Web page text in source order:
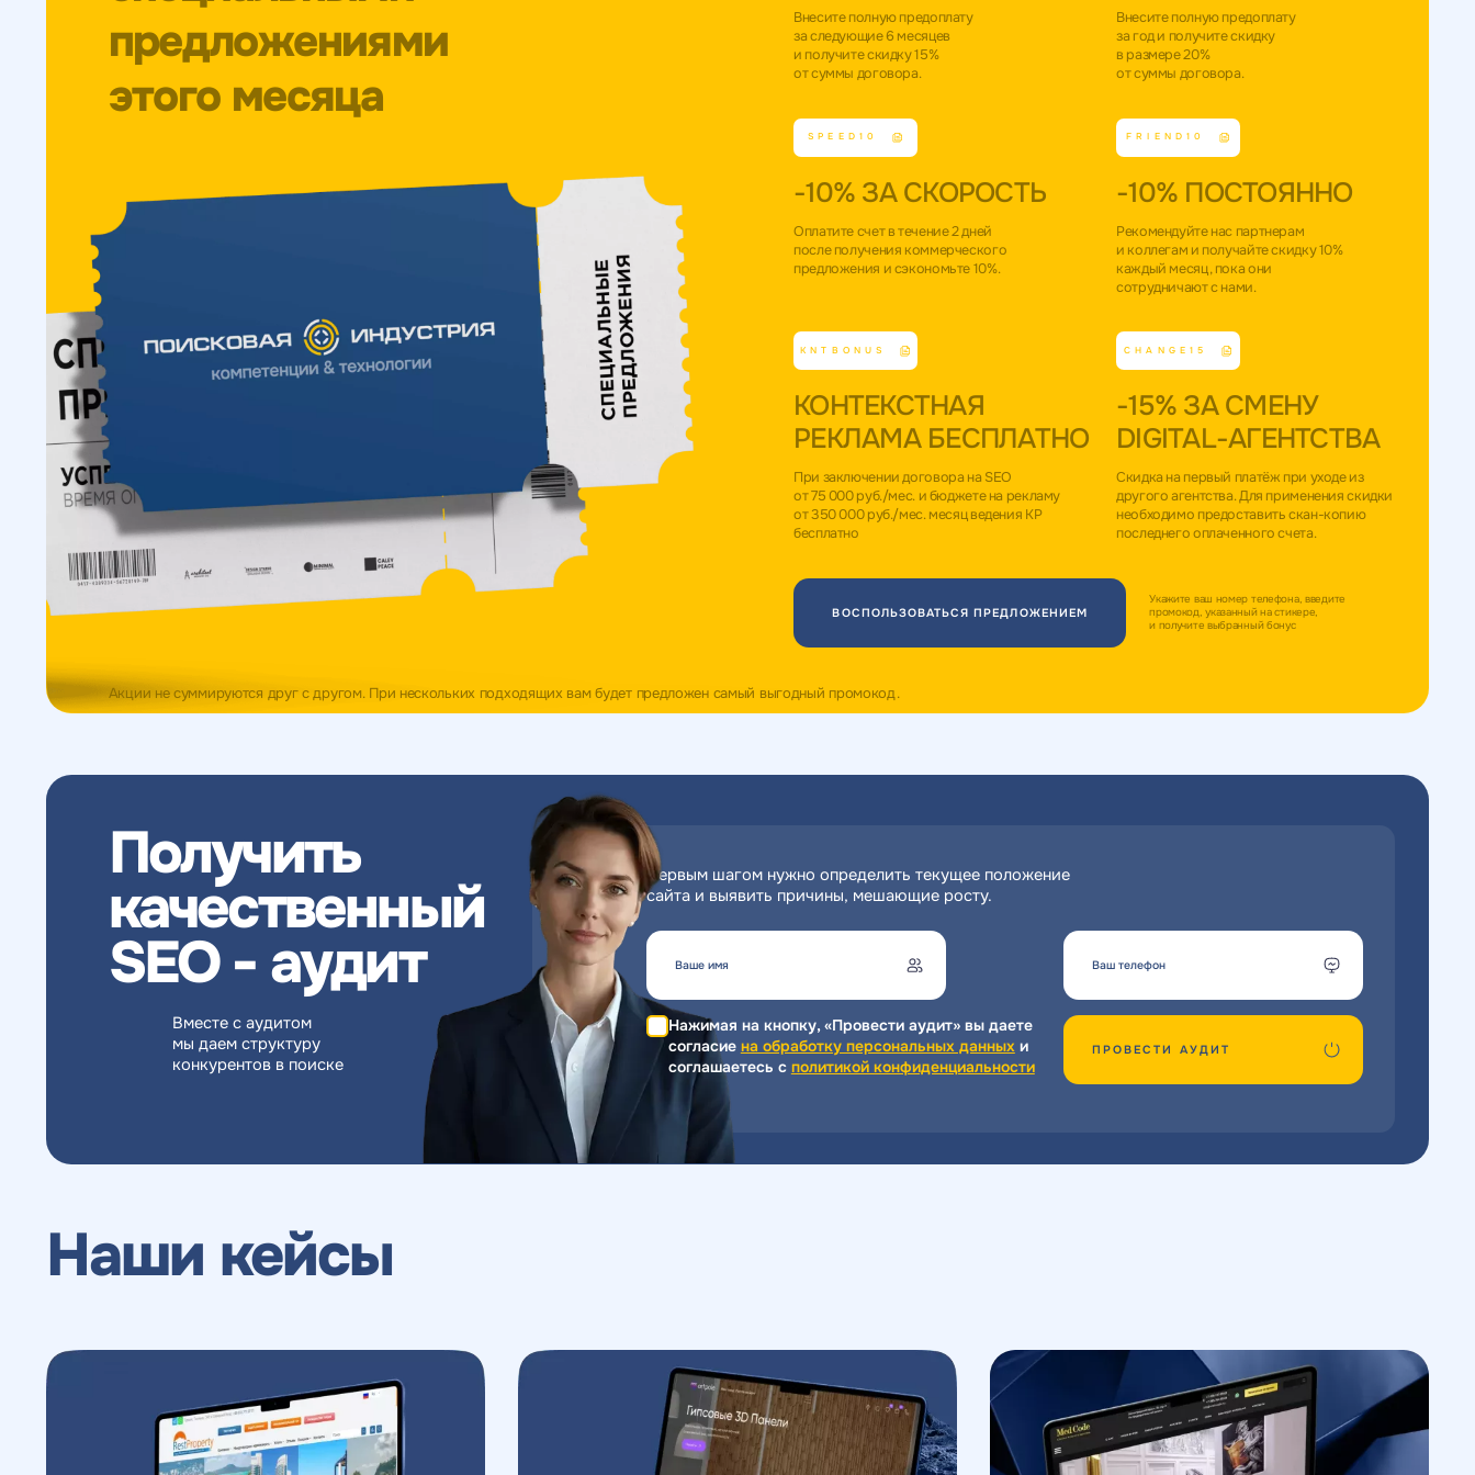
предложениями
этого месяца
Внесите полную предоплату
за следующие 6 месяцев
и получите скидку 15%
от суммы договора.
Внесите полную предоплату
за год и получите скидку
в размере 20%
от суммы договора.
SPEED10
-10% ЗА СКОРОСТЬ
Оплатите счет в течение 2 дней
после получения коммерческого
предложения и сэкономьте 10%.
FRIEND10
-10% ПОСТОЯННО
Рекомендуйте нас партнерам
и коллегам и получайте скидку 10%
каждый месяц, пока они
сотрудничают с нами.
KNTBONUS
КОНТЕКСТНАЯ
РЕКЛАМА БЕСПЛАТНО
При заключении договора на SEO
от 75 000 руб./мес. и бюджете на рекламу
от 350 000 руб./мес. месяц ведения КР
бесплатно
CHANGE15
-15% ЗА СМЕНУ
DIGITAL-АГЕНТСТВА
Скидка на первый платёж при уходе из
другого агентства. Для применения скидки
необходимо предоставить скан-копию
последнего оплаченного счета.
ВОСПОЛЬЗОВАТЬСЯ ПРЕДЛОЖЕНИЕМ
Укажите ваш номер телефона, введите
промокод, указанный на стикере,
и получите выбранный бонус
Акции не суммируются друг с другом. При нескольких подходящих вам будет предложен самый выгодный промокод.
Получить
качественный
SEO - аудит
Вместе с аудитом
мы даем структуру
конкурентов в поиске
Первым шагом нужно определить текущее положение
сайта и выявить причины, мешающие росту.
Нажимая на кнопку, «Провести аудит» вы даете
согласие на обработку персональных данныхи
соглашаетесь c политикой конфиденциальности
ПРОВЕСТИ АУДИТ
Наши кейсы